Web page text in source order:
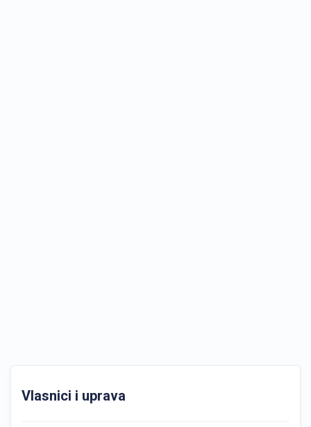
Vlasnici i uprava